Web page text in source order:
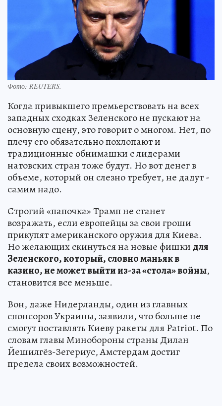
Фото: REUTERS.
Когда привыкшего премьерствовать на всех
западных сходках Зеленского не пускают на
основную сцену, это говорит о многом. Нет, по
плечу его обязательно похлопают и
традиционные обнимашки с лидерами
натовских стран тоже будут. Но вот денег в
объеме, который он слезно требует, не дадут -
самим надо.
Строгий «папочка» Трамп не станет
возражать, если европейцы за свои гроши
прикупят американского оружия для Киева.
Но желающих скинуться на новые фишки для
Зеленского, который, словно маньяк в
казино, не может выйти из-за «стола» войны,
становится все меньше.
Вон, даже Нидерланды, один из главных
спонсоров Украины, заявили, что больше не
смогут поставлять Киеву ракеты для Patriot. По
словам главы Минобороны страны Дилан
Йешилгёз-Зегериус, Амстердам достиг
предела своих возможностей.